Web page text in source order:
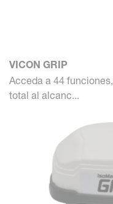
VICON GRIP
Acceda a 44
total al alcanc...